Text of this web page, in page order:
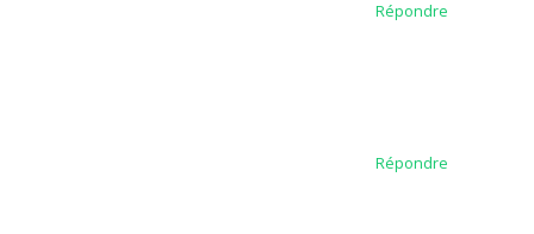
Répondre
Répondre